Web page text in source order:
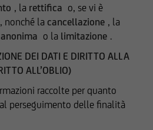
, la rettifica o, se vi è
, nonché la cancellazione , la
o la limitazione .
DEI DATI E DIRITTO ALLA
ALL’OBLIO)
raccolte per quanto
perseguimento delle finalità
e ai documenti
essere precluso ai
di legge e regolamentare
finanziari vigente in
e documenti
sono stati e non saranno
United States Securities